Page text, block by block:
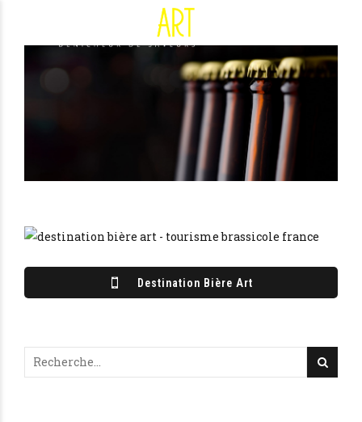
Destination Bière Art